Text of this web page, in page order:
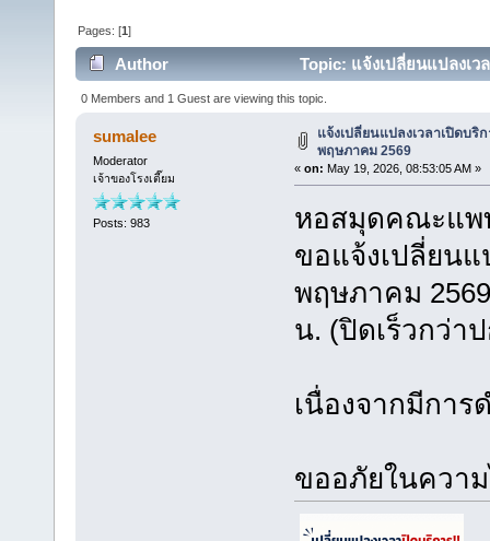
Pages: [1]
Author Topic: แจ้งเปลี่ยนแปลงเ
0 Members and 1 Guest are viewing this topic.
sumalee
Moderator
เจ้าของโรงเตี๊ยม
Posts: 983
แจ้งเปลี่ยนแปลงเวลาเปิดบริ
พฤษภาคม 2569
« on: May 19, 2026, 08:53:05 AM »
หอสมุดคณะแพ
ขอแจ้งเปลี่ยนแ
พฤษภาคม
น. (ปิดเร็วกว่า
เนื่องจากมีกา
ขออภัยในควา